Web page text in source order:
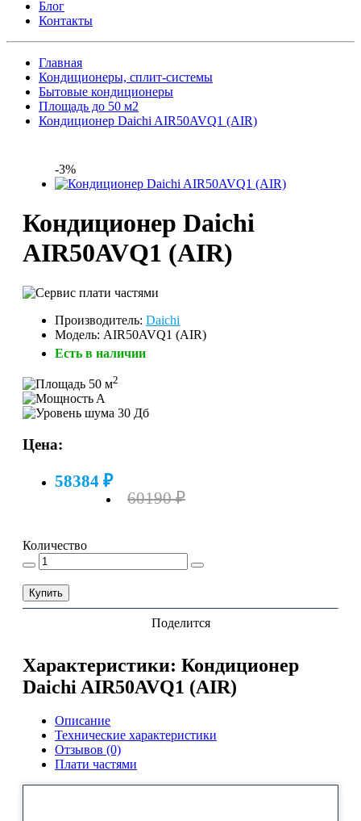
Блог
Контакты
Главная
Кондиционеры, сплит-системы
Бытовые кондиционеры
Площадь до 50 м2
Кондиционер Daichi AIR50AVQ1 (AIR)
-3%
Кондиционер Daichi
AIR50AVQ1 (AIR)
Производитель: Daichi
Модель: AIR50AVQ1 (AIR)
Есть в наличии
50 м2
A
30 Дб
Цена:
58384 ₽
60190 ₽
Количество
Купить
Поделится
Характеристики: Кондиционер
Daichi AIR50AVQ1 (AIR)
Описание
Технические характеристики
Отзывов (0)
Плати частями